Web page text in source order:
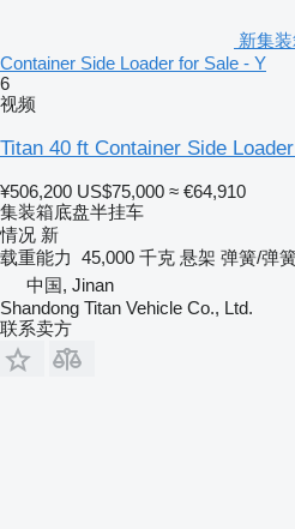
新集
Container Side Loader for Sale - Y
6
视频
Titan 40 ft Container Side
¥506,200 US$75,000 ≈ €64,910
集装箱底盘半挂车
情况 新
载重能力 45,000 千克 悬架 弹簧/弹
中国, Jinan
Shandong Titan Vehicle Co., Ltd.
联系卖方